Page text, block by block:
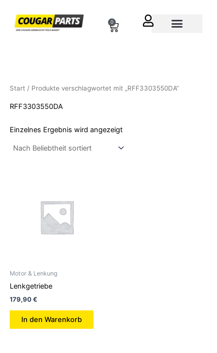
Inhalt
springen
0
Cart
Start / Produkte verschlagwortet mit „RFF3303550DA“
RFF3303550DA
Einzelnes Ergebnis wird angezeigt
Motor & Lenkung
Lenkgetriebe
179,90€
In den Warenkorb